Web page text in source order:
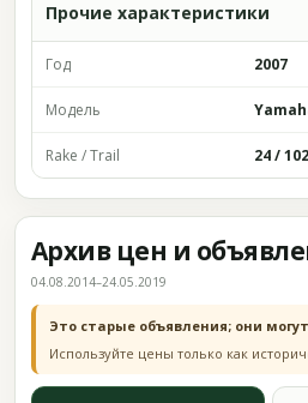
Прочие характеристики
Год 2007
Модель
Rake / Trail 24 /
Архив цен и
04.08.2014–24.05.2019
Это старые объявления; они
Используйте цены только как